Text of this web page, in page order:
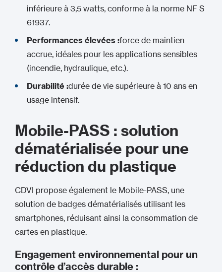
inférieure à 3,5 watts, conforme à la norme NF S
61937.
Performances élevées :force de maintien
accrue, idéales pour les applications sensibles
(incendie, hydraulique, etc.).
Durabilité :durée de vie supérieure à 10 ans en
usage intensif.
Mobile-PASS : solution
dématérialisée pour une
réduction du plastique
CDVI propose également le Mobile-PASS, une
solution de badges dématérialisés utilisant les
smartphones, réduisant ainsi la consommation de
cartes en plastique.
Engagement environnemental pour un
contrôle d’accès durable :